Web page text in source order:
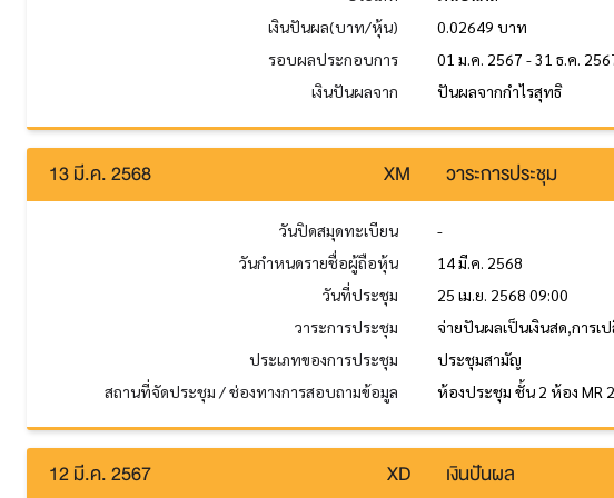
เงินปันผล(บาท/หุ้น)
0.02649 บาท
รอบผลประกอบการ
01 ม.ค. 2567 - 31 ธ.ค.
เงินปันผลจาก
ปันผลจากกำไรสุทธิ
13 มี.ค. 2568 XM วาระการประชุม
วันปิดสมุดทะเบียน
-
วันกำหนดรายชื่อผู้ถือหุ้น
14 มี.ค. 2568
วันที่ประชุม
25 เม.ย. 2568 09:00
วาระการประชุม
จ่ายปันผลเป็นเงินสด,การเ
ประเภทของการประชุม
ประชุมสามัญ
สถานที่จัดประชุม / ช่องทางการสอบถามข้อมูล
ห้องประชุม ชั้น 2 ห้อง MR
12 มี.ค. 2567 XD เงินปันผล